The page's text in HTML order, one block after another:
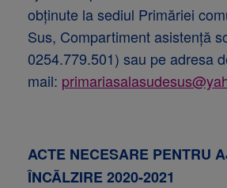
obținute la sediul Primăriei
Sus, Compartiment asistență
0254.779.501) sau pe adresa
mail:
ACTE NECESARE PENTRU
ÎNCĂLZIRE 2020-2021